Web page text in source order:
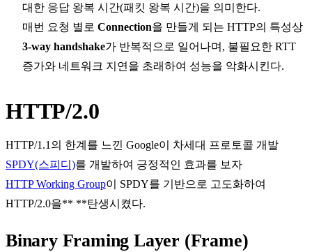
대한 응답 왕복 시간(패킷 왕복 시간)을 의미한다.
매번 요청 별로 Connection을 만들게 되는 HTTP의 특성상
3-way handshake가 반복적으로 일어나며, 불필요한 RTT
증가와 네트워크 지연을 초래하여 성능을 악화시킨다.
HTTP/2.0
HTTP/1.1 의 한계를 느낀 Google이 차세대 프로토콜 개발
SPDY(스피디)를 개발하여 긍정적인 효과를 보자
HTTP Working Group이 SPDY를 기반으로 고도화하여
HTTP/2.0을** **탄생시켰다.
Binary Framing Layer (Frame)